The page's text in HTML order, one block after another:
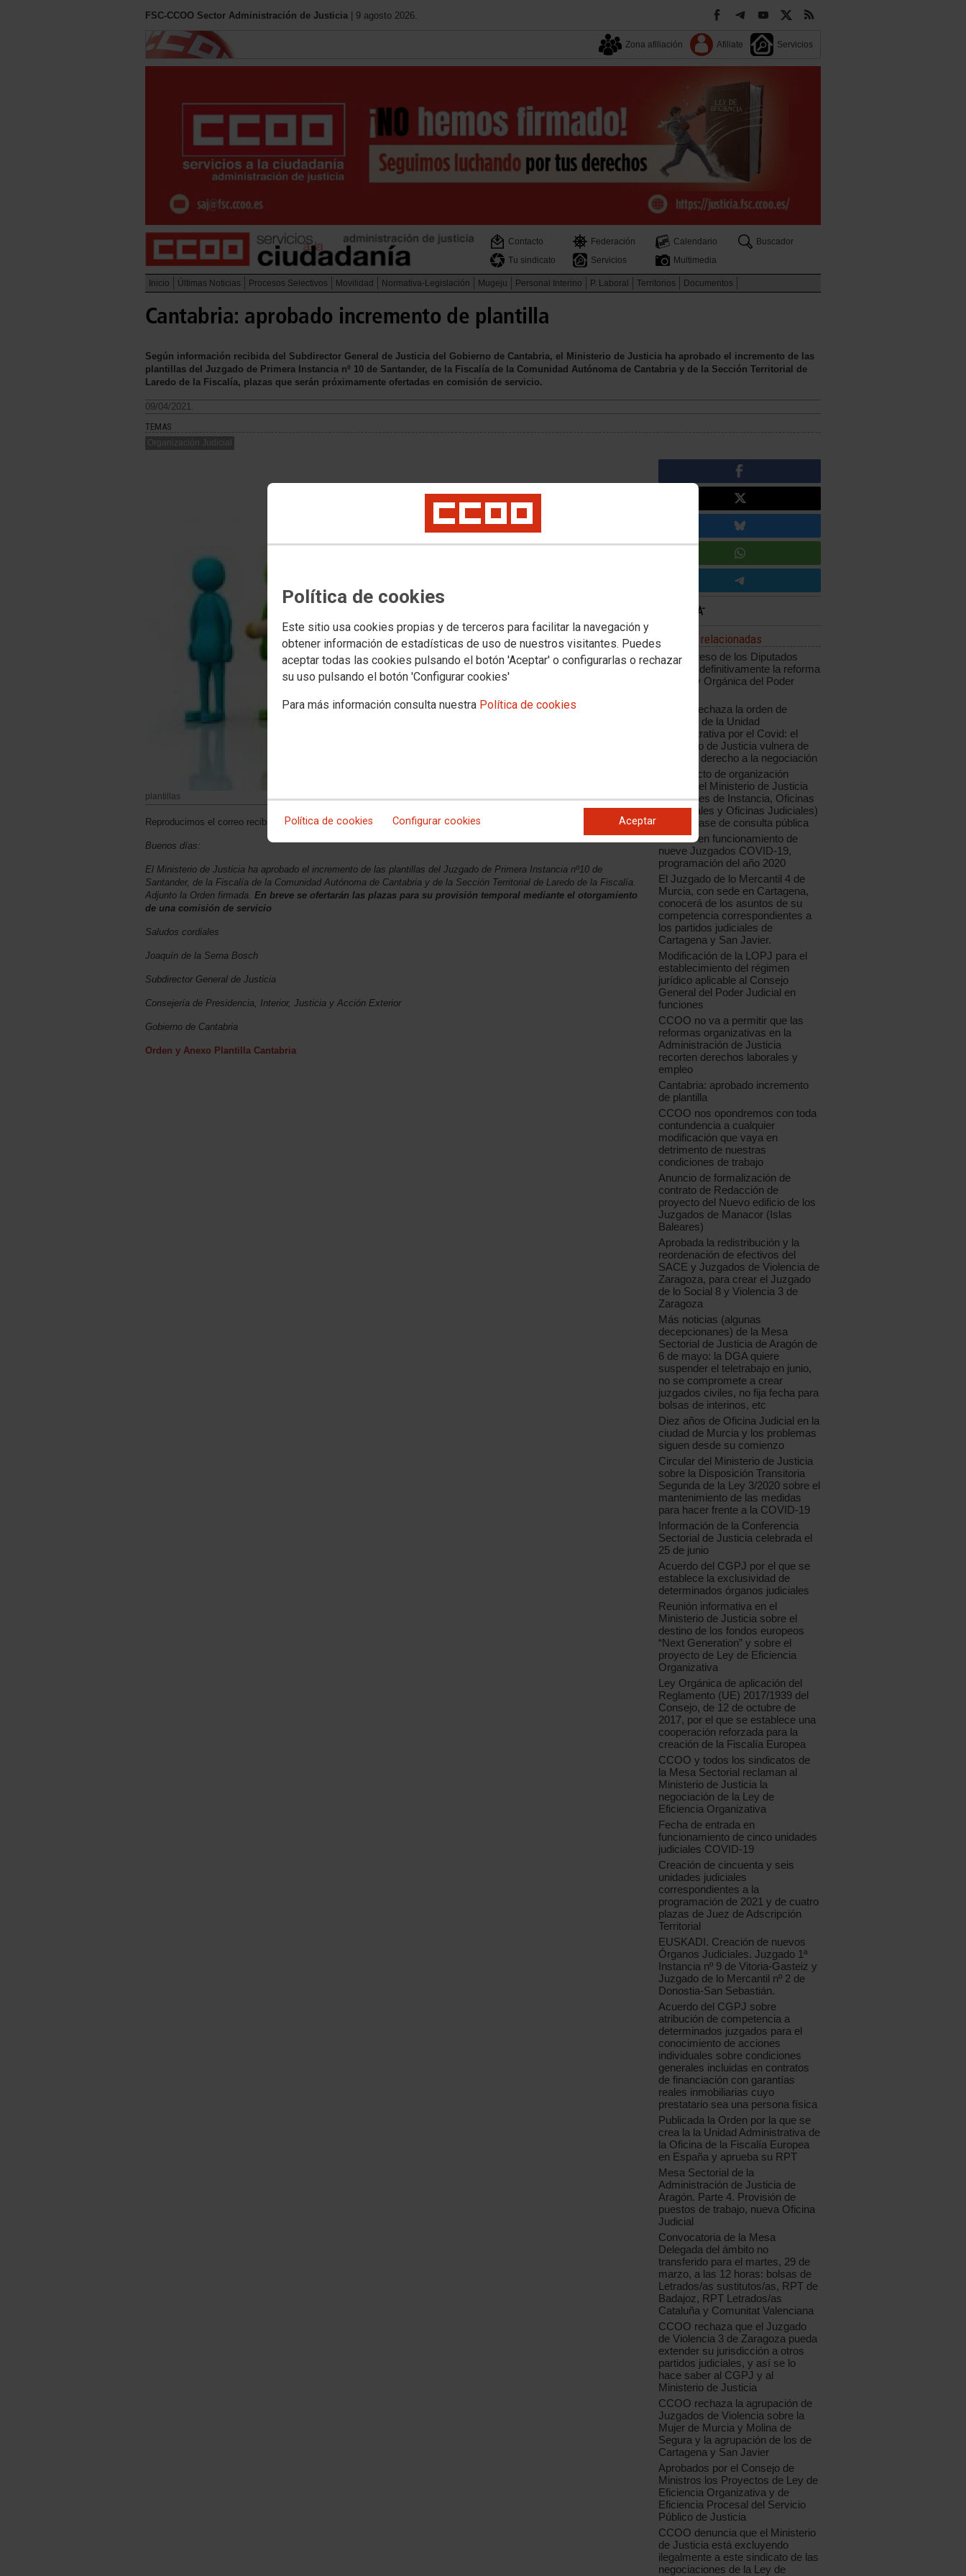
Política de cookies
Este sitio usa cookies propias y de terceros para facilitar la navegación y
obtener información de estadísticas de uso de nuestros visitantes. Puedes
aceptar todas las cookies pulsando el botón 'Aceptar' o configurarlas o rechazar
su uso pulsando el botón 'Configurar cookies'
Para más información consulta nuestra Política de cookies
Política de cookies Configurar cookies Aceptar
FSC-CCOO Sector Administración de Justicia | 9 agosto 2026.
Zona afiliación Afiliate Servicios
Contacto Federación Calendario
Buscador
Tu sindicato
Servicios Multimedia
Inicio Últimas Noticias Procesos Selectivos Movilidad Normativa-Legislación Mugeju Personal Interino P. Laboral Territorios Documentos
Cantabria: aprobado incremento de plantilla
Según información recibida del Subdirector General de Justicia del Gobierno de Cantabria, el Ministerio de Justicia ha aprobado el incremento de las
plantillas del Juzgado de Primera Instancia nº 10 de Santander, de la Fiscalía de la Comunidad Autónoma de Cantabria y de la Sección Territorial de
Laredo de la Fiscalía, plazas que serán próximamente ofertadas en comisión de servicio.
09/04/2021.
TEMAS
Organización Judicial
plantillas
Reproducimos el correo recibido y adjuntamos la Orden del Ministerio de Justicia
Buenos días:
El Ministerio de Justicia ha aprobado el incremento de las plantillas del Juzgado de Primera Instancia nº10 de
Santander, de la Fiscalía de la Comunidad Autónoma de Cantabria y de la Sección Territorial de Laredo de la Fiscalía.
Adjunto la Orden firmada. En breve se ofertarán las plazas para su provisión temporal mediante el otorgamiento
de una comisión de servicio
Saludos cordiales
Joaquín de la Serna Bosch
Subdirector General de Justicia
Consejería de Presidencia, Interior, Justicia y Acción Exterior
Gobierno de Cantabria
Orden y Anexo Plantilla Cantabria
Noticias relacionadas
El Congreso de los Diputados
aprueba definitivamente la reforma
de la Ley Orgánica del Poder
CCOO rechaza la orden de
creación de la Unidad
Administrativa por el Covid: el
Ministerio de Justicia vulnera de
nuevo el derecho a la negociación
El proyecto de organización
judicial del Ministerio de Justicia
(Tribunales de Instancia, Oficinas
Municipales y Oficinas Judiciales)
está en fase de consulta pública
Entrada en funcionamiento de
nueve Juzgados COVID-19,
programación del año 2020
El Juzgado de lo Mercantil 4 de
Murcia, con sede en Cartagena,
conocerá de los asuntos de su
competencia correspondientes a
los partidos judiciales de
Cartagena y San Javier.
Modificación de la LOPJ para el
establecimiento del régimen
jurídico aplicable al Consejo
General del Poder Judicial en
funciones
CCOO no va a permitir que las
reformas organizativas en la
Administración de Justicia
recorten derechos laborales y
empleo
Cantabria: aprobado incremento
de plantilla
CCOO nos opondremos con toda
contundencia a cualquier
modificación que vaya en
detrimento de nuestras
condiciones de trabajo
Anuncio de formalización de
contrato de Redacción de
proyecto del Nuevo edificio de los
Juzgados de Manacor (Islas
Baleares)
Aprobada la redistribución y la
reordenación de efectivos del
SACE y Juzgados de Violencia de
Zaragoza, para crear el Juzgado
de lo Social 8 y Violencia 3 de
Zaragoza
Más noticias (algunas
decepcionanes) de la Mesa
Sectorial de Justicia de Aragón de
6 de mayo: la DGA quiere
suspender el teletrabajo en junio,
no se compromete a crear
juzgados civiles, no fija fecha para
bolsas de interinos, etc
Diez años de Oficina Judicial en la
ciudad de Murcia y los problemas
siguen desde su comienzo
Circular del Ministerio de Justicia
sobre la Disposición Transitoria
Segunda de la Ley 3/2020 sobre el
mantenimiento de las medidas
para hacer frente a la COVID-19
Información de la Conferencia
Sectorial de Justicia celebrada el
25 de junio
Acuerdo del CGPJ por el que se
establece la exclusividad de
determinados órganos judiciales
Reunión informativa en el
Ministerio de Justicia sobre el
destino de los fondos europeos
“Next Generation” y sobre el
proyecto de Ley de Eficiencia
Organizativa
Ley Orgánica de aplicación del
Reglamento (UE) 2017/1939 del
Consejo, de 12 de octubre de
2017, por el que se establece una
cooperación reforzada para la
creación de la Fiscalía Europea
CCOO y todos los sindicatos de
la Mesa Sectorial reclaman al
Ministerio de Justicia la
negociación de la Ley de
Eficiencia Organizativa
Fecha de entrada en
funcionamiento de cinco unidades
judiciales COVID-19
Creación de cincuenta y seis
unidades judiciales
correspondientes a la
programación de 2021 y de cuatro
plazas de Juez de Adscripción
Territorial
EUSKADI. Creación de nuevos
Órganos Judiciales. Juzgado 1ª
Instancia nº 9 de Vitoria-Gasteiz y
Juzgado de lo Mercantil nº 2 de
Donostia-San Sebastián.
Acuerdo del CGPJ sobre
atribución de competencia a
determinados juzgados para el
conocimiento de acciones
individuales sobre condiciones
generales incluidas en contratos
de financiación con garantías
reales inmobiliarias cuyo
prestatario sea una persona física
Publicada la Orden por la que se
crea la la Unidad Administrativa de
la Oficina de la Fiscalía Europea
en España y aprueba su RPT
Mesa Sectorial de la
Administración de Justicia de
Aragón. Parte 4. Provisión de
puestos de trabajo, nueva Oficina
Judicial
Convocatoria de la Mesa
Delegada del ámbito no
transferido para el martes, 29 de
marzo, a las 12 horas: bolsas de
Letrados/as sustitutos/as, RPT de
Badajoz, RPT Letrados/as
Cataluña y Comunitat Valenciana
CCOO rechaza que el Juzgado
de Violencia 3 de Zaragoza pueda
extender su jurisdicción a otros
partidos judiciales, y así se lo
hace saber al CGPJ y al
Ministerio de Justicia
CCOO rechaza la agrupación de
Juzgados de Violencia sobre la
Mujer de Murcia y Molina de
Segura y la agrupación de los de
Cartagena y San Javier
Aprobados por el Consejo de
Ministros los Proyectos de Ley de
Eficiencia Organizativa y de
Eficiencia Procesal del Servicio
Público de Justicia
CCOO denuncia que el Ministerio
de Justicia está excluyendo
ilegalmente a este sindicato de las
negociaciones de la Ley de